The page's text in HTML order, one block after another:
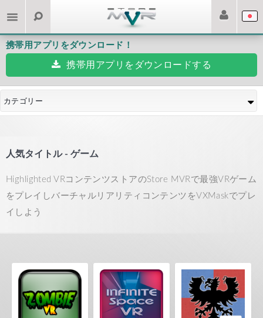
携帯用アプリをダウンロード！
携帯用アプリをダウンロードする
カテゴリー
人気タイトル - ゲーム
Highlighted VRコンテンツストアのStore MVRで最強VRゲーム
をプレイしバーチャルリアリティコンテンツをVXMaskでプレ
イしよう